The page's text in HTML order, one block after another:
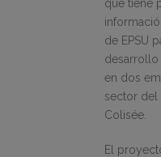
que tiene
de EPSU
en dos
sector del
Colisée.
El